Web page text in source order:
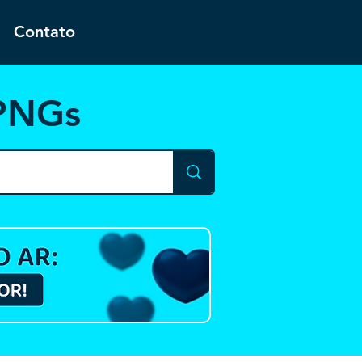
Contato